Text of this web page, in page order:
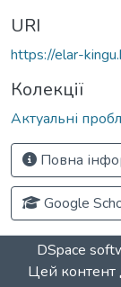
URI
https://elar-
Колекції
Актуальні
Повна
Google
DSpace
Цей контент